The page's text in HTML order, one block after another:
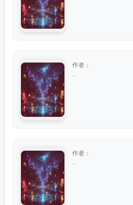
作者：
作者：